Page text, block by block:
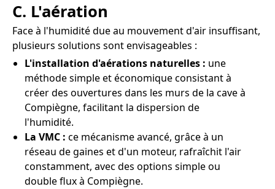
C. L'aération
Face à l'humidité due au mouvement d'air insuffisant,
plusieurs solutions sont envisageables :
L'installation d'aérations naturelles : une
méthode simple et économique consistant à
créer des ouvertures dans les murs de la cave à
Compiègne, facilitant la dispersion de
l'humidité.
La VMC : ce mécanisme avancé, grâce à un
réseau de gaines et d'un moteur, rafraîchit l'air
constamment, avec des options simple ou
double flux à Compiègne.